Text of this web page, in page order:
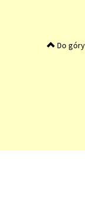
Do góry